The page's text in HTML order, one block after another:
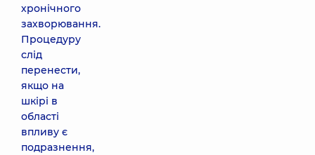
хронічного
захворювання.
Процедуру
слід
перенести,
якщо на
шкірі в
області
впливу є
подразнення,